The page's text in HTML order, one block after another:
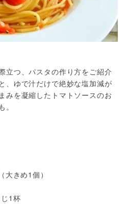
立つ、パスタの作り方をご紹介
、ゆで汁だけで絶妙な塩加減が
みを凝縮したトマトソースのお
きめ1個）
1杯